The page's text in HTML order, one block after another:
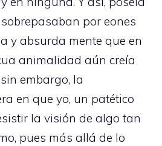
por eones
y absurda mente que en
animalidad aún creía
embargo, la
en que yo, un patético
la visión de algo tan
pues más allá de lo